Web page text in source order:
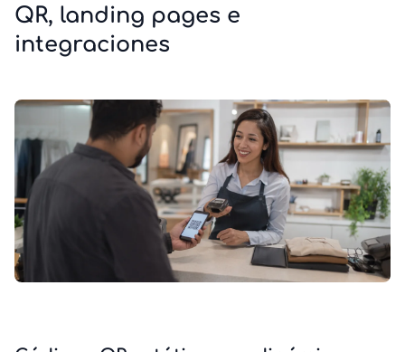
QR, landing pages e
integraciones